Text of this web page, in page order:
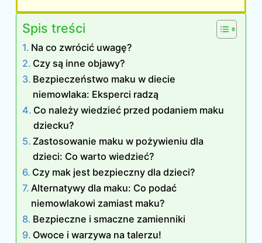
Spis treści
Na co zwrócić uwagę?
Czy są inne objawy?
Bezpieczeństwo maku w diecie
niemowlaka: Eksperci radzą
Co należy wiedzieć przed podaniem maku
dziecku?
Zastosowanie maku w pożywieniu dla
dzieci: Co warto wiedzieć?
Czy mak jest bezpieczny dla dzieci?
Alternatywy dla maku: Co podać
niemowlakowi zamiast maku?
Bezpieczne i smaczne zamienniki
Owoce i warzywa na talerzu!